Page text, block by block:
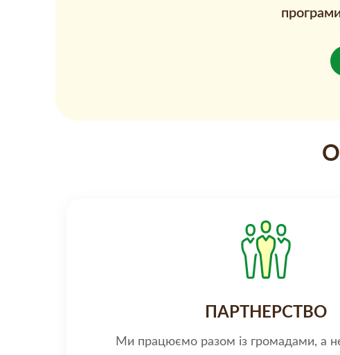
ПАРТНЕРСТВО
Ми працюємо разом із громадами, а